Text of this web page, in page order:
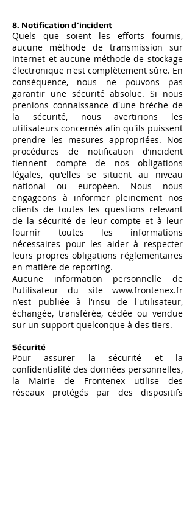
8. Notification d’incident
Quels que soient les efforts fournis,
aucune méthode de transmission sur
internet et aucune méthode de stockage
électronique n'est complètement sûre. En
conséquence, nous ne pouvons pas
garantir une sécurité absolue. Si nous
prenions connaissance d'une brèche de
la sécurité, nous avertirions les
utilisateurs concernés afin qu'ils puissent
prendre les mesures appropriées. Nos
procédures de notification d’incident
tiennent compte de nos obligations
légales, qu'elles se situent au niveau
national ou européen. Nous nous
engageons à informer pleinement nos
clients de toutes les questions relevant
de la sécurité de leur compte et à leur
fournir toutes les informations
nécessaires pour les aider à respecter
leurs propres obligations réglementaires
en matière de reporting.
Aucune information personnelle de
l'utilisateur du site www.frontenex.fr
n'est publiée à l'insu de l'utilisateur,
échangée, transférée, cédée ou vendue
sur un support quelconque à des tiers.
Sécurité
Pour assurer la sécurité et la
confidentialité des données personnelles,
la Mairie de Frontenex utilise des
réseaux protégés par des dispositifs